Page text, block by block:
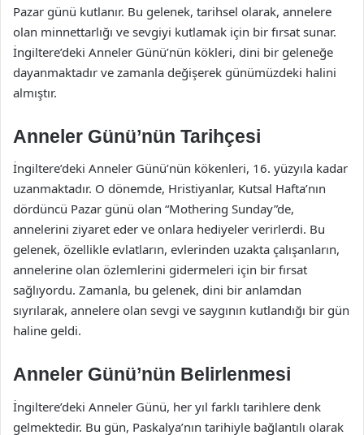
Pazar günü kutlanır. Bu gelenek, tarihsel olarak, annelere
olan minnettarlığı ve sevgiyi kutlamak için bir fırsat sunar.
İngiltere’deki Anneler Günü’nün kökleri, dini bir geleneğe
dayanmaktadır ve zamanla değişerek günümüzdeki halini
almıştır.
Anneler Günü’nün Tarihçesi
İngiltere’deki Anneler Günü’nün kökenleri, 16. yüzyıla kadar
uzanmaktadır. O dönemde, Hristiyanlar, Kutsal Hafta’nın
dördüncü Pazar günü olan “Mothering Sunday”de,
annelerini ziyaret eder ve onlara hediyeler verirlerdi. Bu
gelenek, özellikle evlatların, evlerinden uzakta çalışanların,
annelerine olan özlemlerini gidermeleri için bir fırsat
sağlıyordu. Zamanla, bu gelenek, dini bir anlamdan
sıyrılarak, annelere olan sevgi ve saygının kutlandığı bir gün
haline geldi.
Anneler Günü’nün Belirlenmesi
İngiltere’deki Anneler Günü, her yıl farklı tarihlere denk
gelmektedir. Bu gün, Paskalya’nın tarihiyle bağlantılı olarak